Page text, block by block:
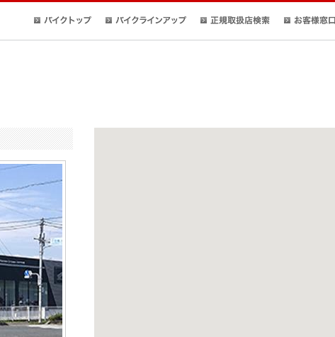
バイクトップ バイクラインアップ 正規取扱店検索